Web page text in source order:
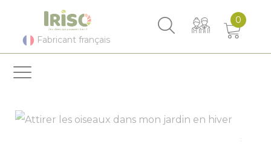
Fabricant français
0
:
Panneau de gestion des cookies